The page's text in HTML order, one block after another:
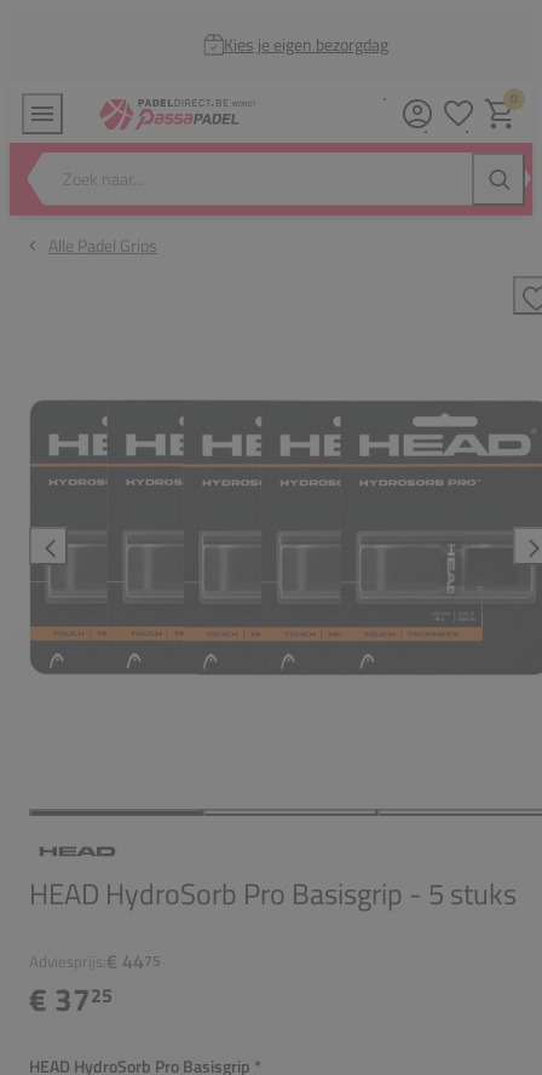
Kies je eigen bezorgdag
Zoek naar...
0
Alle Padel Grips
HEAD HydroSorb Pro Basisgrip - 5 stuks
Adviesprijs:€ 4475
€ 3725
HEAD HydroSorb Pro Basisgrip *